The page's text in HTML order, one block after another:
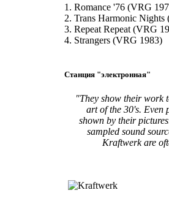
1. Romance '76 (VRG
2. Trans Harmonic
3. Repeat Repeat (VRG
4. Strangers (VRG 1983)
Станция "электронная"
"They show their work
art of the 30's. Even
shown by their
sampled sound
Kraftwerk are